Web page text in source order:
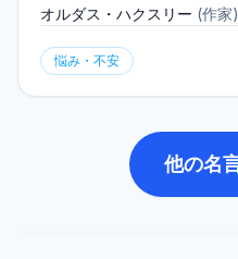
オルダス・ハクスリー (作家)
悩み・不安
他の名